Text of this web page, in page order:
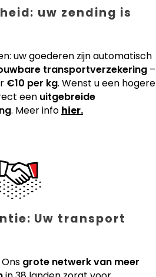
uw zending is
uw goederen zijn automatisch
transportverzekering –
€10 per kg. Wenst u een hogere
een uitgebreide
. Meer info hier.
Uw transport
grote netwerk van meer